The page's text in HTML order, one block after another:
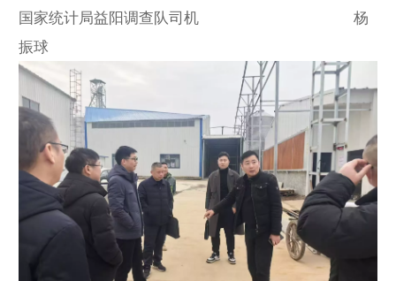
国家统计局益阳调查队司机
杨
振球